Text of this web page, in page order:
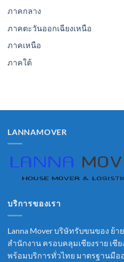
ภาคกลาง
ภาคตะวันออกเฉียงเหนือ
ภาคเหนือ
ภาคใต้
LANNAMOVER
บริการของเรา
Lanna Mover บริษัทรับขนของ ย้า
สำนักงาน ครอบคลุมเชียงราย เชี
พร้อมบริการทั่วไทย มาตรฐานมื